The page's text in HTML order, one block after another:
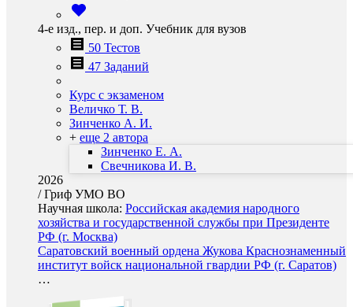
4-е изд., пер. и доп. Учебник для вузов
50 Тестов
47 Заданий
Курс с экзаменом
Величко Т. В.
Зинченко А. И.
+ еще 2 автора
Зинченко Е. А.
Свечникова И. В.
2026
/Гриф УМО ВО
Научная школа: Российская академия народного
хозяйства и государственной службы при Президенте
РФ (г. Москва)
Саратовский военный ордена Жукова Краснознаменный
институт войск национальной гвардии РФ (г. Саратов)
…